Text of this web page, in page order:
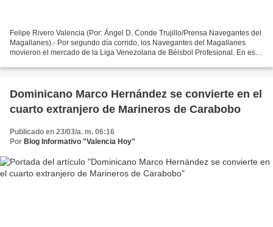
Felipe Rivero Valencia (Por: Ángel D. Conde Trujillo/Prensa Navegantes del
Magallanes).- Por segundo día corrido, los Navegantes del Magallanes
movieron el mercado de la Liga Venezolana de Béisbol Profesional. En esta
Dominicano Marco Hernández se convierte en el
cuarto extranjero de Marineros de Carabobo
Publicado en 23/03/a. m. 06:16
Por Blog Informativo "Valencia Hoy"